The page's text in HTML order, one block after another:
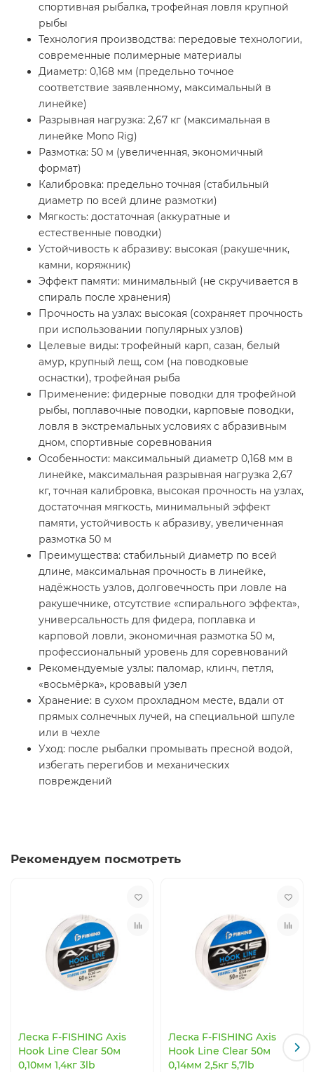
спортивная рыбалка, трофейная ловля крупной
рыбы
Технология производства: передовые технологии,
современные полимерные материалы
Диаметр: 0,168 мм (предельно точное
соответствие заявленному, максимальный в
линейке)
Разрывная нагрузка: 2,67 кг (максимальная в
линейке Mono Rig)
Размотка: 50 м (увеличенная, экономичный
формат)
Калибровка: предельно точная (стабильный
диаметр по всей длине размотки)
Мягкость: достаточная (аккуратные и
естественные поводки)
Устойчивость к абразиву: высокая (ракушечник,
камни, коряжник)
Эффект памяти: минимальный (не скручивается в
спираль после хранения)
Прочность на узлах: высокая (сохраняет прочность
при использовании популярных узлов)
Целевые виды: трофейный карп, сазан, белый
амур, крупный лещ, сом (на поводковые
оснастки), трофейная рыба
Применение: фидерные поводки для трофейной
рыбы, поплавочные поводки, карповые поводки,
ловля в экстремальных условиях с абразивным
дном, спортивные соревнования
Особенности: максимальный диаметр 0,168 мм в
линейке, максимальная разрывная нагрузка 2,67
кг, точная калибровка, высокая прочность на узлах,
достаточная мягкость, минимальный эффект
памяти, устойчивость к абразиву, увеличенная
размотка 50 м
Преимущества: стабильный диаметр по всей
длине, максимальная прочность в линейке,
надёжность узлов, долговечность при ловле на
ракушечнике, отсутствие «спирального эффекта»,
универсальность для фидера, поплавка и
карповой ловли, экономичная размотка 50 м,
профессиональный уровень для соревнований
Рекомендуемые узлы: паломар, клинч, петля,
«восьмёрка», кровавый узел
Хранение: в сухом прохладном месте, вдали от
прямых солнечных лучей, на специальной шпуле
или в чехле
Уход: после рыбалки промывать пресной водой,
избегать перегибов и механических
повреждений
Рекомендуем посмотреть
Леска F-FISHING Axis
Hook Line Clear 50м
0,10мм 1,4кг 3lb
Леска F-FISHING Axis
Hook Line Clear 50м
0,14мм 2,5кг 5,7lb